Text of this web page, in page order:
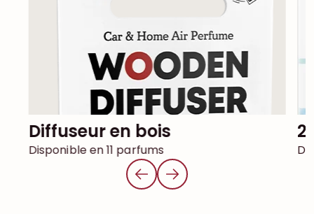
Diffuseur en bois
Disponible en 11 parfums